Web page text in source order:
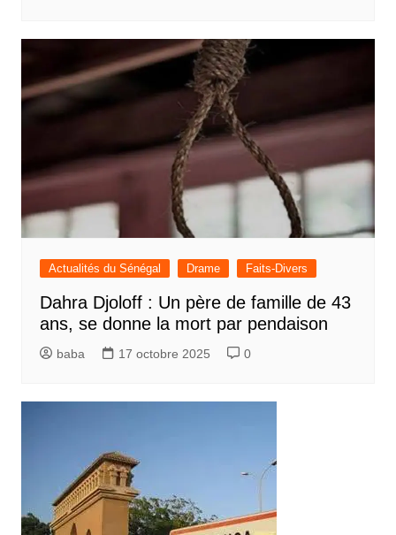
Actualités du Sénégal Drame Faits-Divers
Dahra Djoloff : Un père de famille de 43
ans, se donne la mort par pendaison
baba 17 octobre 2025 0